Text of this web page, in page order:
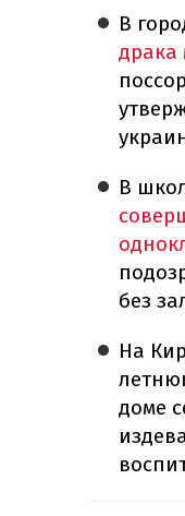
В
драка
В
без
На
доме